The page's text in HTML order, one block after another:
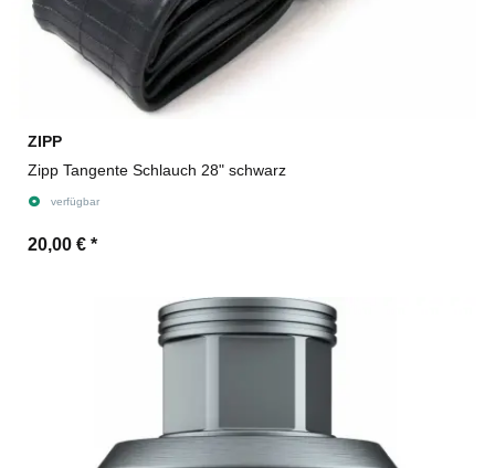
ZIPP
Zipp Tangente Schlauch 28" schwarz
verfügbar
20,00 € *